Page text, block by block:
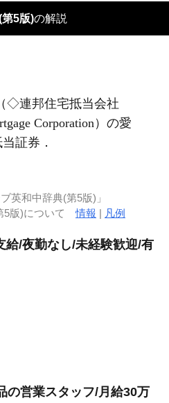
5版)の解説
◇連邦住宅抵当会社
Corporation）の愛
証券 ．
英和中辞典(第5版)」
5版)について情報 | 凡例
給/夜勤なし/未経験歓迎/有
の営業スタッフ/月給30万